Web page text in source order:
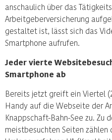
anschaulich über das
Arbeitgeberversicherung
gestaltet ist, lässt sich das
Smartphone aufrufen.
Jeder vierte
Smartphone ab
Bereits jetzt greift ein Viertel
Handy auf die Webseite der
Knappschaft-Bahn-See zu. Zu
meistbesuchten Seiten